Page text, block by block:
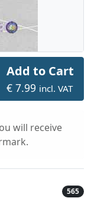
Add to Cart
€ 7.99 incl. VAT
will receive
565